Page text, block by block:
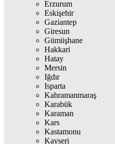
Erzurum
Eskişehir
Gaziantep
Giresun
Gümüşhane
Hakkari
Hatay
Mersin
Iğdır
Isparta
Kahramanmaraş
Karabük
Karaman
Kars
Kastamonu
Kayseri